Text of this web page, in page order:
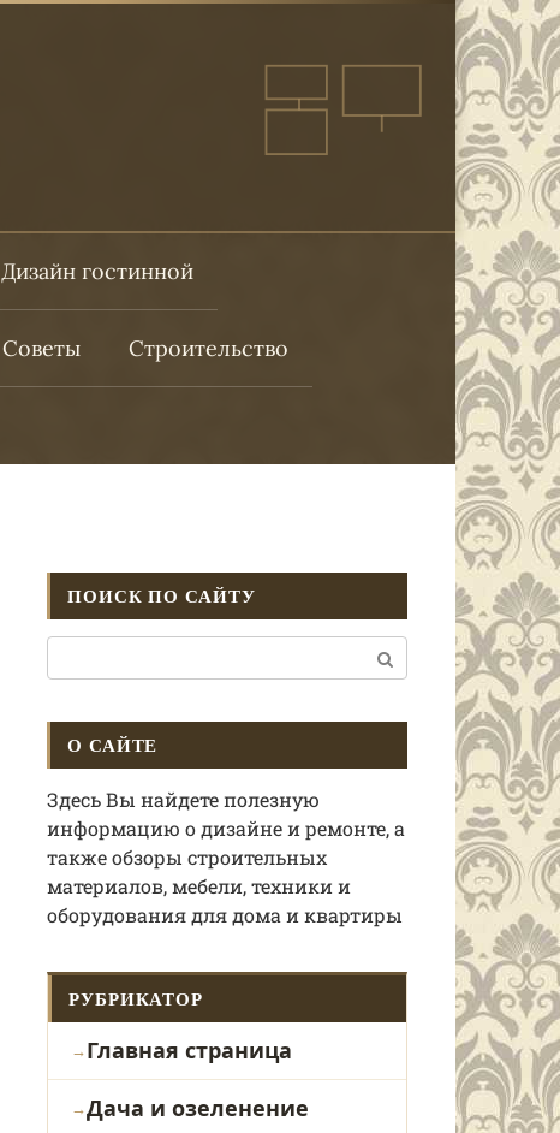
Дизайн гостинной
Советы Строительство
ПОИСК ПО САЙТУ
О САЙТЕ
Здесь Вы найдете полезную
информацию о дизайне и ремонте, а
также обзоры строительных
материалов, мебели, техники и
оборудования для дома и квартиры
РУБРИКАТОР
Главная страница
Дача и озеленение